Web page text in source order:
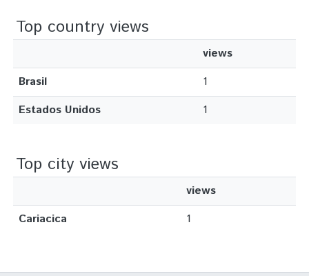
Top country views
views
Brasil
1
Estados Unidos
1
Top city views
views
Cariacica
1